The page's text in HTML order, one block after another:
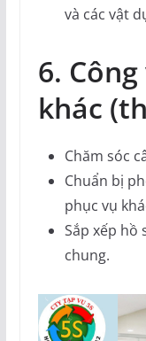
và các vật
6.
khác
Chăm sóc
Chuẩn bị
phục vụ
Sắp xếp hồ
chung.